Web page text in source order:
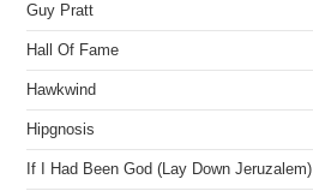
Guy Pratt
Hall Of Fame
Hawkwind
Hipgnosis
If I Had Been God (Lay Down Jeruzalem)